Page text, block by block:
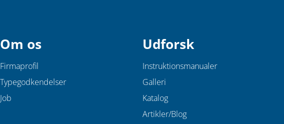
Om os
Firmaprofil
Typegodkendelser
Job
Udforsk
Instruktionsmanualer
Galleri
Katalog
Artikler/Blog